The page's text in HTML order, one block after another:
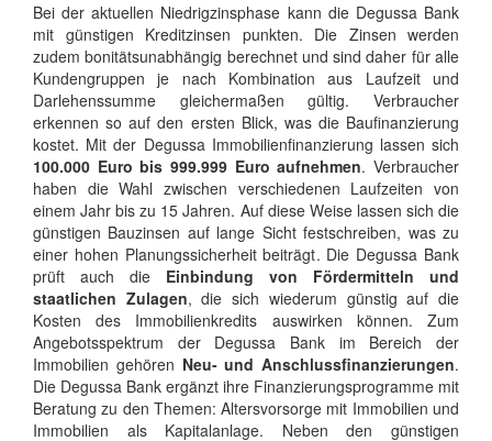
Bei der aktuellen Niedrigzinsphase kann die Degussa Bank
mit günstigen Kreditzinsen punkten. Die Zinsen werden
zudem bonitätsunabhängig berechnet und sind daher für alle
Kundengruppen je nach Kombination aus Laufzeit und
Darlehenssumme gleichermaßen gültig. Verbraucher
erkennen so auf den ersten Blick, was die Baufinanzierung
kostet. Mit der Degussa Immobilienfinanzierung lassen sich
100.000 Euro bis 999.999 Euro aufnehmen. Verbraucher
haben die Wahl zwischen verschiedenen Laufzeiten von
einem Jahr bis zu 15 Jahren. Auf diese Weise lassen sich die
günstigen Bauzinsen auf lange Sicht festschreiben, was zu
einer hohen Planungssicherheit beiträgt. Die Degussa Bank
prüft auch die Einbindung von Fördermitteln und
staatlichen Zulagen, die sich wiederum günstig auf die
Kosten des Immobilienkredits auswirken können. Zum
Angebotsspektrum der Degussa Bank im Bereich der
Immobilien gehören Neu- und Anschlussfinanzierungen.
Die Degussa Bank ergänzt ihre Finanzierungsprogramme mit
Beratung zu den Themen: Altersvorsorge mit Immobilien und
Immobilien als Kapitalanlage. Neben den günstigen